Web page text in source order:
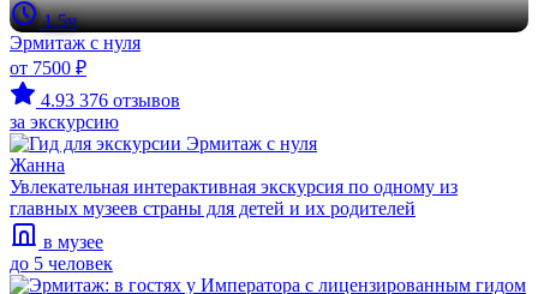
1.5ч
Эрмитаж с нуля
от 7500 ₽
4.93 376 отзывов
за экскурсию
Жанна
Увлекательная интерактивная экскурсия по одному из
главных музеев страны для детей и их родителей
в музее
до 5 человек